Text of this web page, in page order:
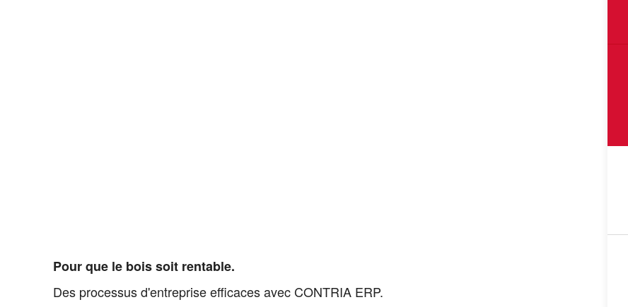
Pour que le bois soit rentable.
Des processus d'entreprise efficaces avec CONTRIA ERP.